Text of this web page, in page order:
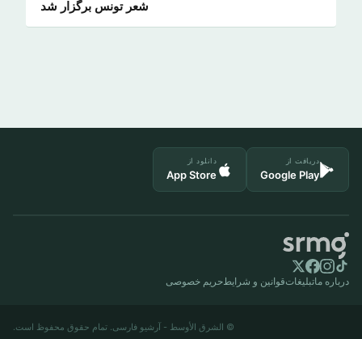
شعر تونس برگزار شد
دریافت از
Google Play
دانلود از
App Store
درباره ماتبلیغاتقوانین و شرایط حریم خصوصی
© الشرق الأوسط - آرشیو فارسی. تمام حقوق محفوظ است.